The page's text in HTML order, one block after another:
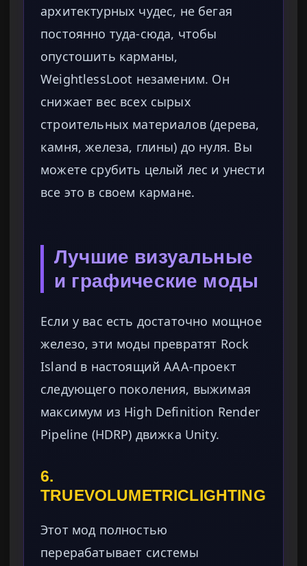
архитектурных чудес, не бегая
постоянно туда-сюда, чтобы
опустошить карманы,
WeightlessLoot незаменим. Он
снижает вес всех сырых
строительных материалов (дерева,
камня, железа, глины) до нуля. Вы
можете срубить целый лес и унести
все это в своем кармане.
Лучшие визуальные
и графические моды
Если у вас есть достаточно мощное
железо, эти моды превратят Rock
Island в настоящий AAA-проект
следующего поколения, выжимая
максимум из High Definition Render
Pipeline (HDRP) движка Unity.
6.
TRUEVOLUMETRICLIGHTING
Этот мод полностью
перерабатывает системы